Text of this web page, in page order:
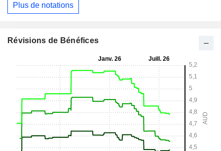
Plus de notations
Révisions de Bénéfices